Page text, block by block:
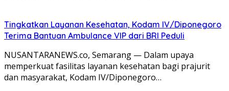
Tingkatkan Layanan Kesehatan, Kodam IV/Diponegoro
Terima Bantuan Ambulance VIP dari BRI Peduli
NUSANTARANEWS.co, Semarang — Dalam upaya
memperkuat fasilitas layanan kesehatan bagi prajurit
dan masyarakat, Kodam IV/Diponegoro…